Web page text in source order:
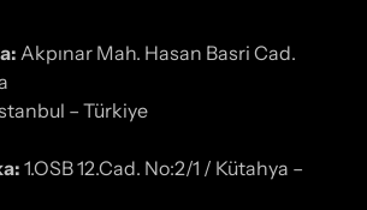
Akpınar Mah. Hasan Basri Cad.
– Türkiye
1.OSB 12.Cad. No:2/1 / Kütahya –